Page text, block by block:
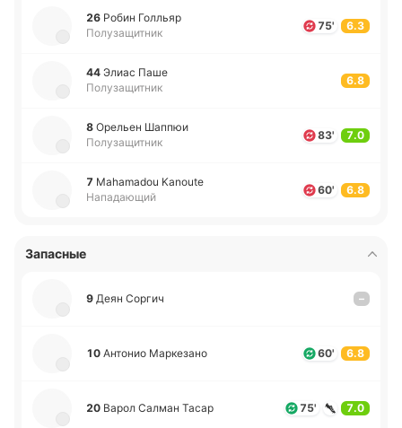
26 Робин Го­лльяр
Полузащитник
75' 6.3
44 Элиас Паше
Полузащитник
6.8
8 Оре­льен Шаппюи
Полузащитник
83' 7.0
7 Mahamadou Kanoute
Нападающий
60' 6.8
Запасные
9 Деян Соргич –
10 Анто­нио Ма­рке­за­но 60' 6.8
20 Варол Салман Тасар 75' 7.0